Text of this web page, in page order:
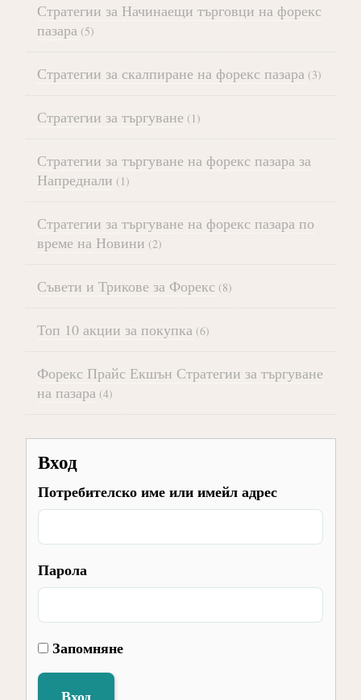
Стратегии за Начинаещи търговци на форекс
пазара (5)
Стратегии за скалпиране на форекс пазара (3)
Стратегии за търгуване (1)
Стратегии за търгуване на форекс пазара за
Напреднали (1)
Стратегии за търгуване на форекс пазара по
време на Новини (2)
Съвети и Трикове за Форекс (8)
Топ 10 акции за покупка (6)
Форекс Прайс Екшън Стратегии за търгуване
на пазара (4)
Вход
Потребителско име или имейл адрес
Парола
Запомняне
Вход